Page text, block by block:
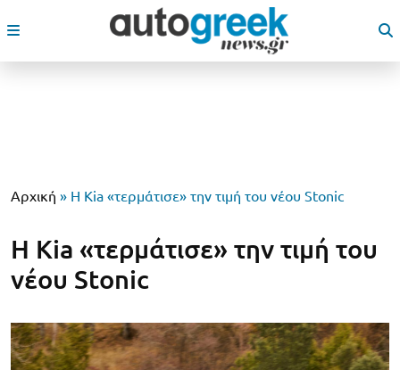
Αρχική » H Kia «τερμάτισε» την τιμή του νέου Stonic
H Kia «τερμάτισε» την τιμή του
νέου Stonic